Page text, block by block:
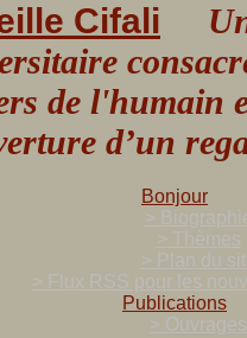
Cifali
de l'humain
d’un
Bonjour
>
> Thèmes
> Plan du
> Flux RSS pour les
Publications
> Ouvrages